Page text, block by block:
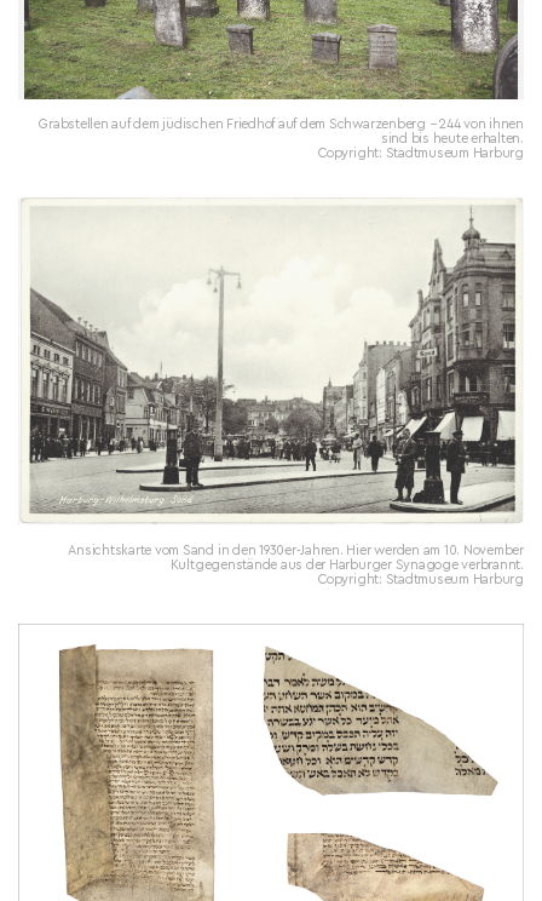
Grabstellen auf dem jüdischen Friedhof auf dem Schwarzenberg − 244 von ihnen
sind bis heute erhalten.
Copyright: Stadtmuseum Harburg
Ansichtskarte vom Sand in den 1930er-Jahren. Hier werden am 10. November
Kultgegenstände aus der Harburger Synagoge verbrannt.
Copyright: Stadtmuseum Harburg